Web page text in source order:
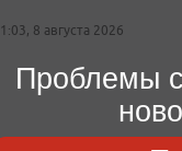
8 августа 2026
Проблемы